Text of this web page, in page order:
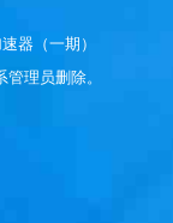
器（一期）
理员删除。